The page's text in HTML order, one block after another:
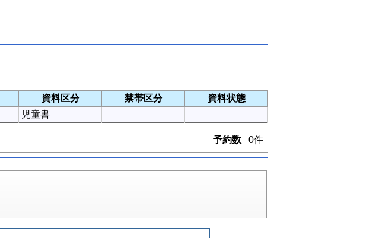
資料区分 禁帯区分
資料状態
児童書
予約数 0件